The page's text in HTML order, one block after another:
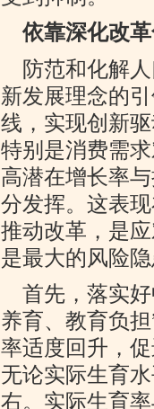
依靠深化改
防范和化解
新发展理念的
线，实现创新
特别是消费需
高潜在增长率
分发挥。这表
推动改革，是
是最大的风险
首先，落实
养育、教育负
率适度回升，
无论实际生育
右。实际生育